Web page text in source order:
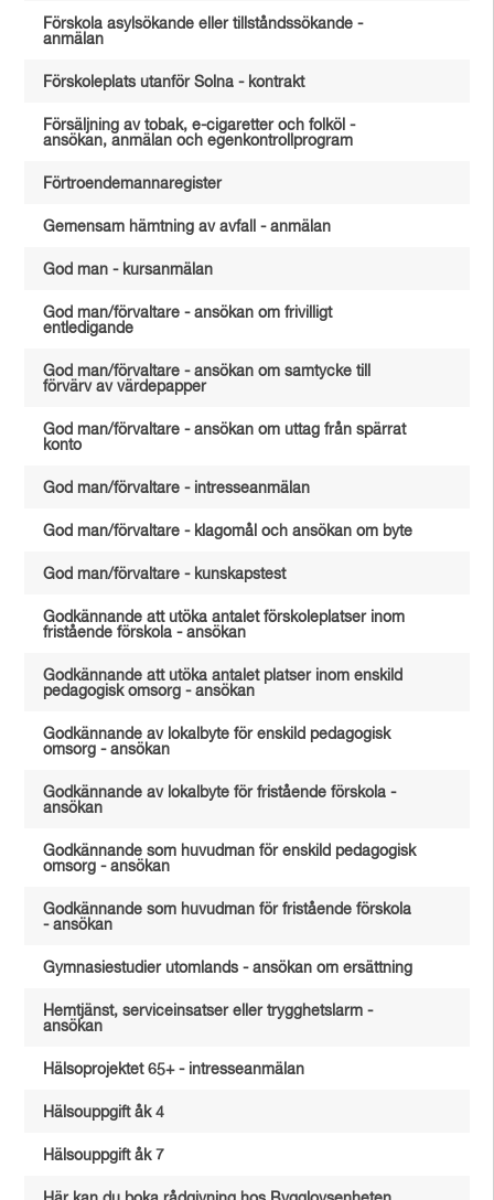
Förskola asylsökande eller tillståndssökande -
anmälan
Förskoleplats utanför Solna - kontrakt
Försäljning av tobak, e-cigaretter och folköl -
ansökan, anmälan och egenkontrollprogram
Förtroendemannaregister
Gemensam hämtning av avfall - anmälan
God man - kursanmälan
God man/förvaltare - ansökan om frivilligt
entledigande
God man/förvaltare - ansökan om samtycke till
förvärv av värdepapper
God man/förvaltare - ansökan om uttag från spärrat
konto
God man/förvaltare - intresseanmälan
God man/förvaltare - klagomål och ansökan om byte
God man/förvaltare - kunskapstest
Godkännande att utöka antalet förskoleplatser inom
fristående förskola - ansökan
Godkännande att utöka antalet platser inom enskild
pedagogisk omsorg - ansökan
Godkännande av lokalbyte för enskild pedagogisk
omsorg - ansökan
Godkännande av lokalbyte för fristående förskola -
ansökan
Godkännande som huvudman för enskild pedagogisk
omsorg - ansökan
Godkännande som huvudman för fristående förskola
- ansökan
Gymnasiestudier utomlands - ansökan om ersättning
Hemtjänst, serviceinsatser eller trygghetslarm -
ansökan
Hälsoprojektet 65+ - intresseanmälan
Hälsouppgift åk 4
Hälsouppgift åk 7